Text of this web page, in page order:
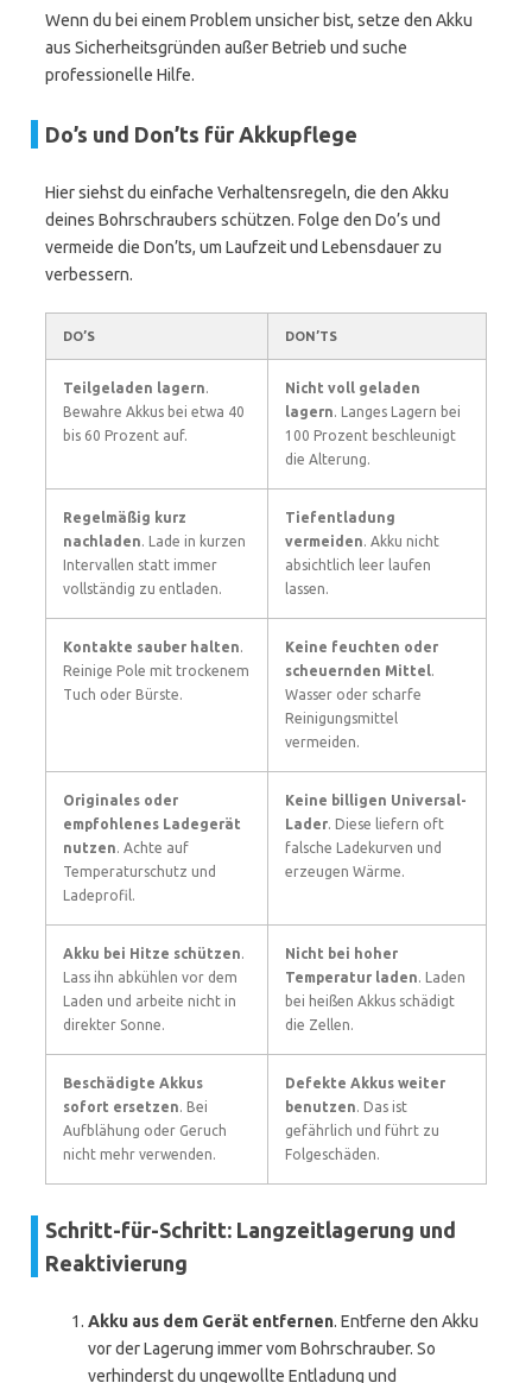
Wenn du bei einem Problem unsicher bist, setze den Akku
aus Sicherheitsgründen außer Betrieb und suche
professionelle Hilfe.
Do’s und Don’ts für Akkupflege
Hier siehst du einfache Verhaltensregeln, die den Akku
deines Bohrschraubers schützen. Folge den Do’s und
vermeide die Don’ts, um Laufzeit und Lebensdauer zu
verbessern.
DO’S DON’TS
Teilgeladen lagern.
Bewahre Akkus bei etwa 40
bis 60 Prozent auf.
Nicht voll geladen
lagern. Langes Lagern bei
100 Prozent beschleunigt
die Alterung.
Regelmäßig kurz
nachladen. Lade in kurzen
Intervallen statt immer
vollständig zu entladen.
Tiefentladung
vermeiden. Akku nicht
absichtlich leer laufen
lassen.
Kontakte sauber halten.
Reinige Pole mit trockenem
Tuch oder Bürste.
Keine feuchten oder
scheuernden Mittel.
Wasser oder scharfe
Reinigungsmittel
vermeiden.
Originales oder
empfohlenes Ladegerät
nutzen. Achte auf
Temperaturschutz und
Ladeprofil.
Keine billigen Universal-
Lader. Diese liefern oft
falsche Ladekurven und
erzeugen Wärme.
Akku bei Hitze schützen.
Lass ihn abkühlen vor dem
Laden und arbeite nicht in
direkter Sonne.
Nicht bei hoher
Temperatur laden. Laden
bei heißen Akkus schädigt
die Zellen.
Beschädigte Akkus
sofort ersetzen. Bei
Aufblähung oder Geruch
nicht mehr verwenden.
Defekte Akkus weiter
benutzen. Das ist
gefährlich und führt zu
Folgeschäden.
Schritt-für-Schritt: Langzeitlagerung und
Reaktivierung
Akku aus dem Gerät entfernen. Entferne den Akku
vor der Lagerung immer vom Bohrschrauber. So
verhinderst du ungewollte Entladung und